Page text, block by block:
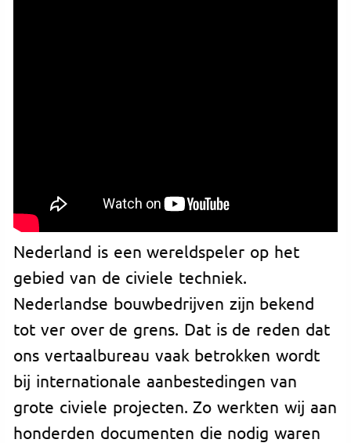
Nederland is een wereldspeler op het
gebied van de civiele techniek.
Nederlandse bouwbedrijven zijn bekend
tot ver over de grens. Dat is de reden dat
ons vertaalbureau vaak betrokken wordt
bij internationale aanbestedingen van
grote civiele projecten. Zo werkten wij aan
honderden documenten die nodig waren